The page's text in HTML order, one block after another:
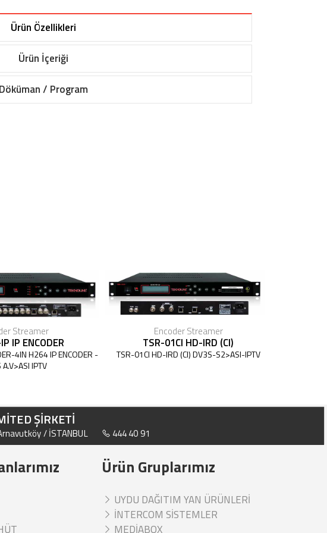
Ürün Özellikleri
Ürün İçeriği
Döküman / Program
Streamer
IP ENCODER
4IN H264 IP ENCODER -
A.V>ASI IPTV
Encoder Streamer
TSR-01CI HD-IRD (CI)
TSR-01CI HD-IRD (CI) DV3S-S2>ASI-IPTV
ŞİRKETİ
/ İSTANBUL 444 40 91
Ürün Gruplarımız
UYDU DAĞITIM YAN ÜRÜNLERİ
İNTERCOM SİSTEMLER
MEDİABOX